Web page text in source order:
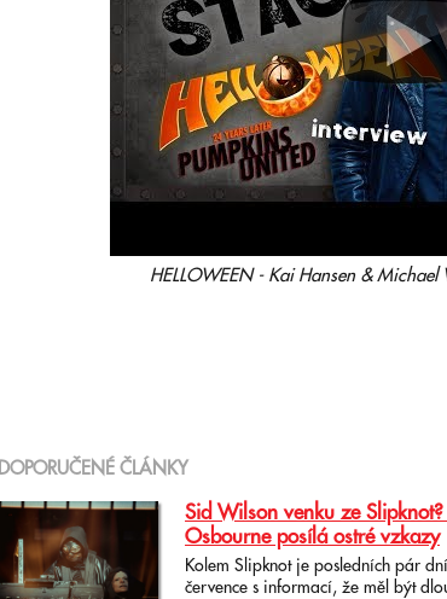
HELLOWEEN - Kai Hansen &
DOPORUČENÉ ČLÁNKY
Sid Wilson venku ze
Osbourne posílá ostré vzkazy
Kolem Slipknot je posledních pár
července s informací, že měl být